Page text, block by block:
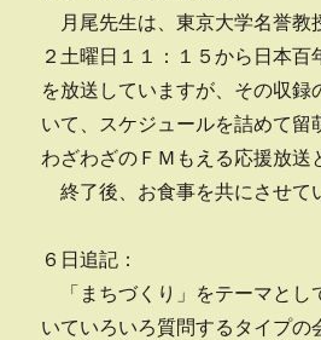
月尾先生は、東京大学名誉教
２土曜日１１：１５から日本
を放送していますが、その収録
いて、スケジュールを詰めて留
わざわざのＦＭもえる応援放送
終了後、お食事を共にさせて
６日追記：
「まちづくり」をテーマとし
いていろいろ質問するタイプの